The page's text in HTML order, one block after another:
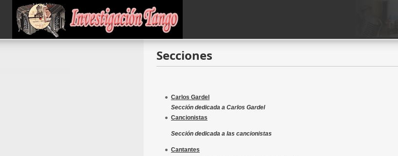
Secciones
Carlos Gardel
Sección dedicada a Carlos Gardel
Cancionistas
Sección dedicada a las cancionistas
Cantantes